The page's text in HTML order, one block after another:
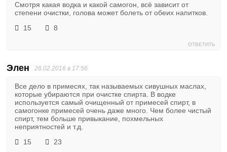
Смотря какая водка и какой самогон, всё зависит от
степени очистки, голова может болеть от обеих напитков.
15
8
ОТВЕТИТЬ
Элен 26.02.2016 в 17:56
Все дело в примесях, так называемых сивушных маслах,
которые убираются при очистке спирта. В водке
используется самый очищенный от примесей спирт, в
самогонке примесей очень даже много. Чем более чистый
спирт, тем больше привыкание, похмельных
неприятностей и т.д.
15
23